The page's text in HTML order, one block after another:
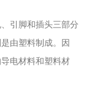
引脚和插头三部分
由塑料制成。因
电材料和塑料材